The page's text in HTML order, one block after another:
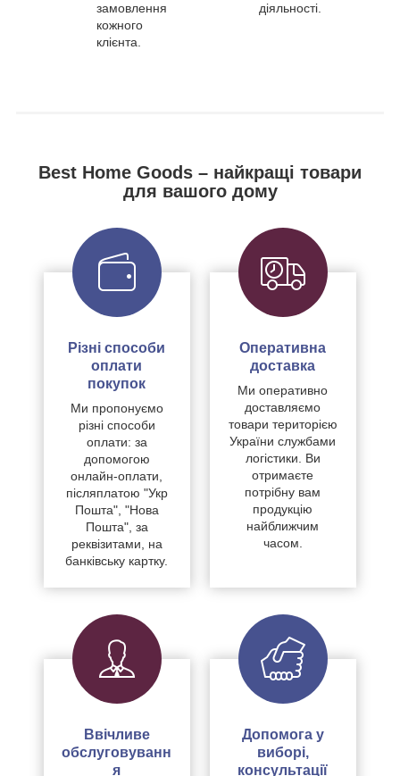
замовлення
кожного
клієнта.
діяльності.
Best Home Goods – найкращі товари
для вашого дому
Різні способи
оплати
покупок
Ми пропонуємо
різні способи
оплати: за
допомогою
онлайн-оплати,
післяплатою "Укр
Пошта", "Нова
Пошта", за
реквізитами, на
банківську картку.
Оперативна
доставка
Ми оперативно
доставляємо
товари територією
України службами
логістики. Ви
отримаєте
потрібну вам
продукцію
найближчим
часом.
Ввічливе
обслуговуванн
я
Допомога у
виборі,
консультації